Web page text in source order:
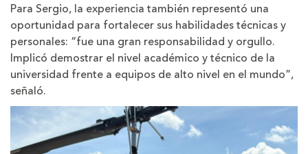
Para Sergio, la experiencia también representó una
oportunidad para fortalecer sus habilidades técnicas y
personales: “fue una gran responsabilidad y orgullo.
Implicó demostrar el nivel académico y técnico de la
universidad frente a equipos de alto nivel en el mundo”,
señaló.